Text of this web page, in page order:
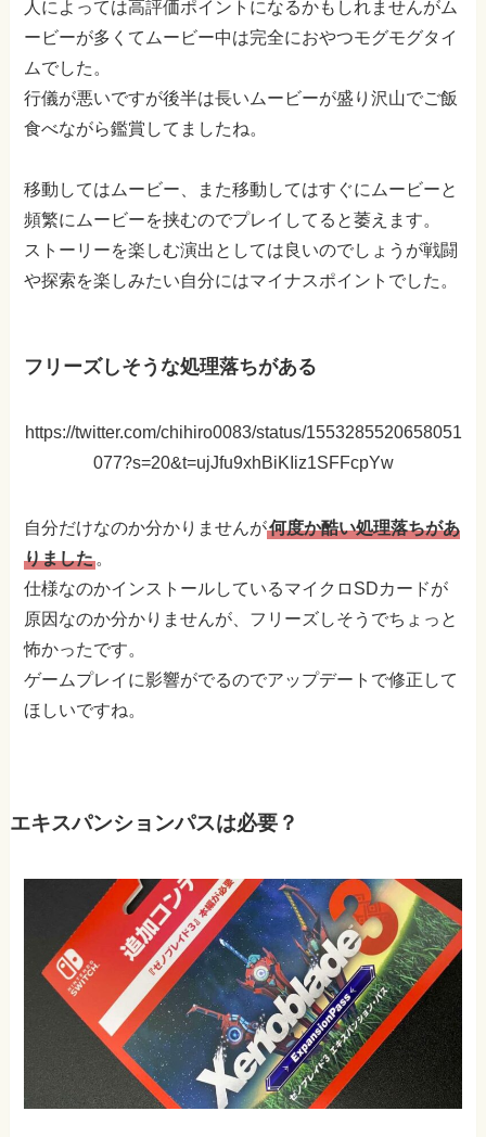
人によっては高評価ポイントになるかもしれませんがム
ービーが多くてムービー中は完全におやつモグモグタイ
ムでした。
行儀が悪いですが後半は長いムービーが盛り沢山でご飯
食べながら鑑賞してましたね。
移動してはムービー、また移動してはすぐにムービーと
頻繁にムービーを挟むのでプレイしてると萎えます。
ストーリーを楽しむ演出としては良いのでしょうが戦闘
や探索を楽しみたい自分にはマイナスポイントでした。
フリーズしそうな処理落ちがある
https://twitter.com/chihiro0083/status/1553285520658051
077?s=20&t=ujJfu9xhBiKIiz1SFFcpYw
自分だけなのか分かりませんが何度か酷い処理落ちがあ
りました 。
仕様なのかインストールしているマイクロSDカードが
原因なのか分かりませんが、フリーズしそうでちょっと
怖かったです。
ゲームプレイに影響がでるのでアップデートで修正して
ほしいですね。
エキスパンションパスは必要？